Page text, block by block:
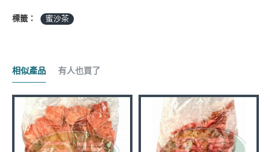
*採匯款付款之客戶，商品將於確認入帳後3日
到貨日期：於出貨日後3日至7日
標籤： 蜜沙茶
相似產品 有人也買了